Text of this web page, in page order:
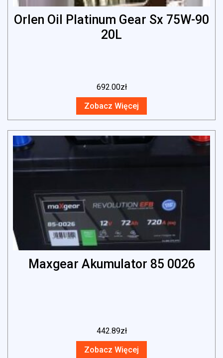
Orlen Oil Platinum Gear Sx 75W-90
20L
692.00zł
Zobacz Więcej
Maxgear Akumulator 85 0026
442.89zł
Zobacz Więcej